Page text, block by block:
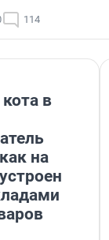
114
в
на